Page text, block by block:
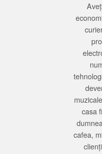
casa
cafea,